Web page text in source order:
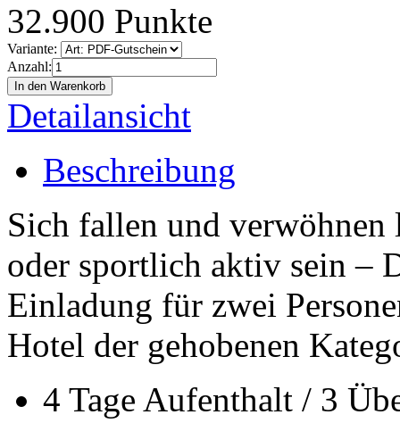
32.900 Punkte
Variante:
Anzahl:
In den Warenkorb
Detailansicht
Beschreibung
Sich fallen und verwöhnen
oder sportlich aktiv sein –
Einladung für zwei
Hotel der gehobenen
4 Tage Aufenthalt / 3